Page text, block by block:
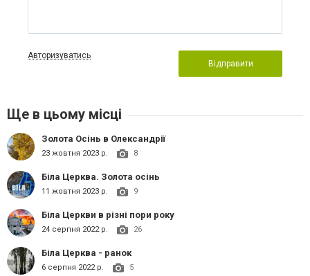
Авторизуватись
Відправити
Ще в цьому місці
Золота Осінь в Олександрії
23 жовтня 2023 р. 8
Біла Церква. Золота осінь
11 жовтня 2023 р. 9
Біла Церкви в різні пори року
24 серпня 2022 р. 26
Біла Церква - ранок
6 серпня 2022 р. 5